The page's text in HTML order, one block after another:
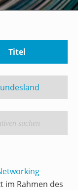
Titel
im Rahmen des